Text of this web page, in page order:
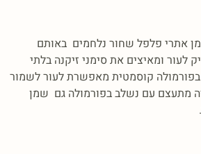
אתרי פלפל שחור נלחמים באותם
לעור ומאיצים את סימני זיקנה בלתי
קוסמטית מאפשרת לעור לשמור
מתעצם עם נשלב בפורמולה גם שמן